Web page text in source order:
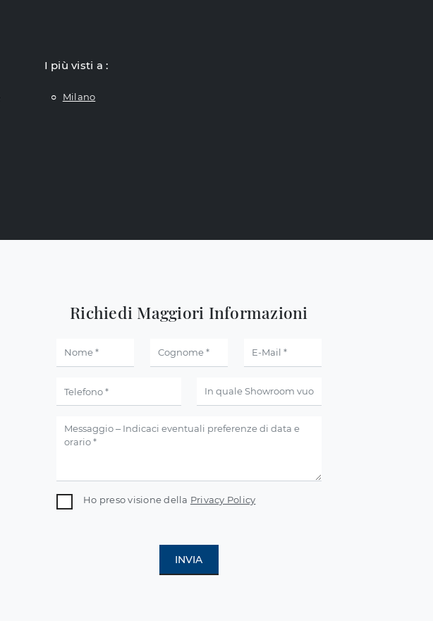
I più visti a :
Milano
Richiedi Maggiori Informazioni
Ho preso visione della Privacy Policy
INVIA